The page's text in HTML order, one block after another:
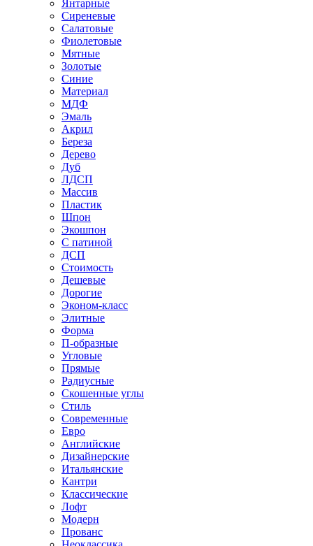
Янтарные
Сиреневые
Салатовые
Фиолетовые
Мятные
Золотые
Синие
Материал
МДФ
Эмаль
Акрил
Береза
Дерево
Дуб
ЛДСП
Массив
Пластик
Шпон
Экошпон
С патиной
ДСП
Стоимость
Дешевые
Дорогие
Эконом-класс
Элитные
Форма
П-образные
Угловые
Прямые
Радиусные
Скошенные углы
Стиль
Современные
Евро
Английские
Дизайнерские
Итальянские
Кантри
Классические
Лофт
Модерн
Прованс